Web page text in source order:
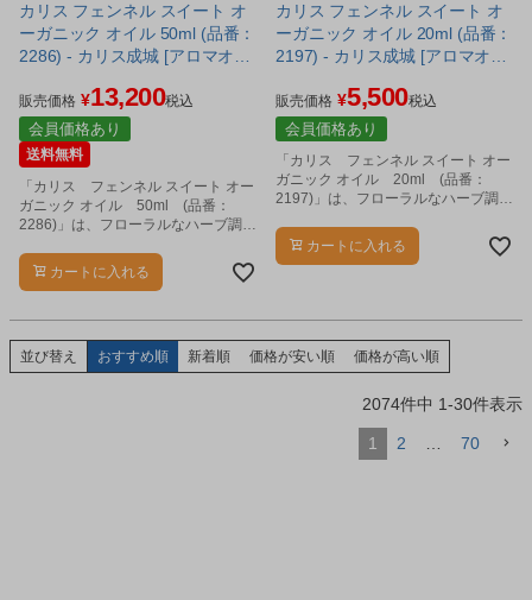
カリス フェンネル スイート オ
ーガニック オイル 50ml (品番：
2286) - カリス成城 [アロマオイ
販売価格 ¥13,200税込
会員価格あり
送料無料
「カリス フェンネル スイート オー
ガニック オイル 50ml (品番：
2286)」は、フローラルなハーブ調の
な香りのエッセンシャルオイルで
す。
カートに入れる
カリス フェンネル スイート オ
ーガニック オイル 20ml (品番：
2197) - カリス成城 [アロマオイ
販売価格 ¥5,500税込
会員価格あり
「カリス フェンネル スイート オー
ガニック オイル 20ml (品番：
2197)」は、フローラルなハーブ調の
な香りのエッセンシャルオイルで
す。
カートに入れる
並び替え おすすめ順 新着順 価格が安い順 価格が高い順
2074件中 1-30件表示
1 2 … 70